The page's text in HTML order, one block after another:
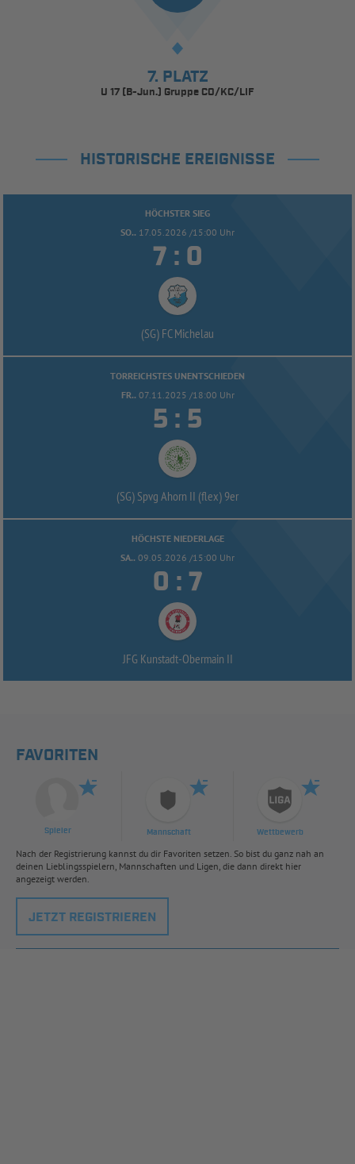
7. PLATZ
U 17 (B-Jun.) Gruppe CO/KC/LIF
HISTORISCHE EREIGNISSE
HÖCHSTER SIEG
SO.. 17.05.2026 /15:00 Uhr
 : 
(SG) FC Michelau
TORREICHSTES UNENTSCHIEDEN
FR.. 07.11.2025 /18:00 Uhr
 : 
(SG) Spvg Ahorn II (flex) 9er
HÖCHSTE NIEDERLAGE
SA.. 09.05.2026 /15:00 Uhr
 : 
JFG Kunstadt-Obermain II
FAVORITEN
Spieler Mannschaft Wettbewerb
Nach der Registrierung kannst du dir Favoriten setzen. So bist du ganz nah an
deinen Lieblingsspielern, Mannschaften und Ligen, die dann direkt hier
angezeigt werden.
JETZT REGISTRIEREN